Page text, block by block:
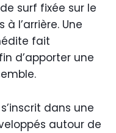
surf fixée sur le
l’arrière. Une
fait
d’apporter une
dans une
autour de